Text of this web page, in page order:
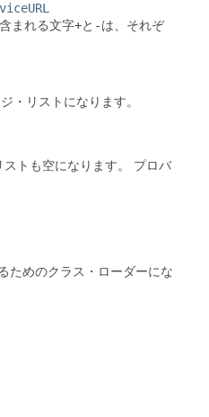
まれる文字+と - は、それぞ
・リストになります。
トも空になります。
プロバ
ためのクラス・ローダーにな